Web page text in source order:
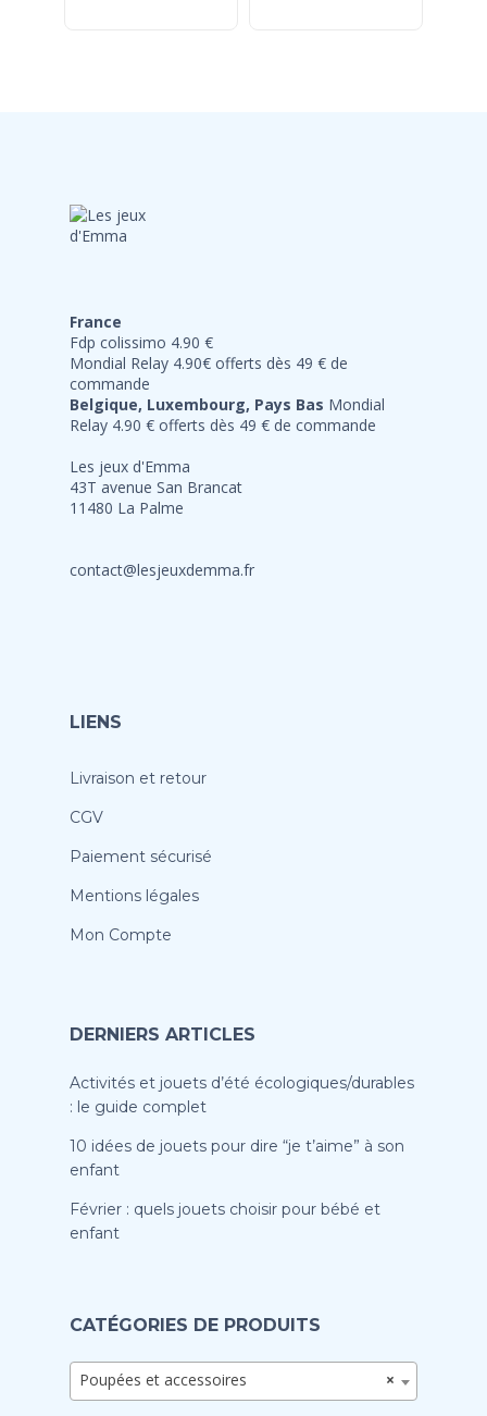
France
Fdp colissimo 4.90 €
Mondial Relay 4.90€ offerts dès 49 € de
commande
Belgique, Luxembourg, Pays Bas Mondial
Relay 4.90 € offerts dès 49 € de commande
Les jeux d'Emma
43T avenue San Brancat
11480 La Palme
contact@lesjeuxdemma.fr
LIENS
Livraison et retour
CGV
Paiement sécurisé
Mentions légales
Mon Compte
DERNIERS ARTICLES
Activités et jouets d’été écologiques/durables
: le guide complet
10 idées de jouets pour dire “je t’aime” à son
enfant
Février : quels jouets choisir pour bébé et
enfant
CATÉGORIES DE PRODUITS
×
Poupées et accessoires